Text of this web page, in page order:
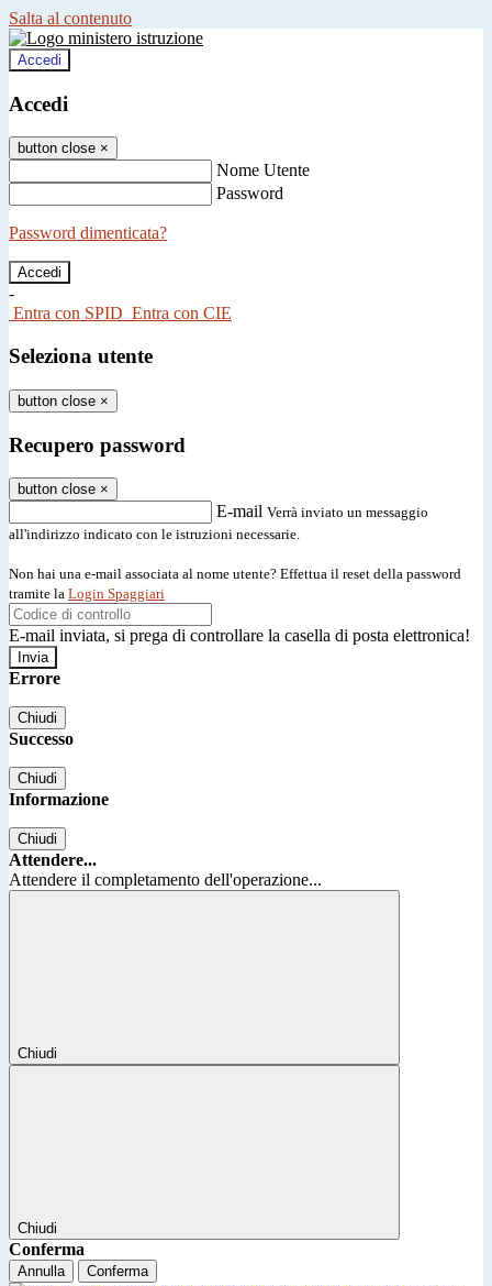
Salta al contenuto
Accedi
Accedi
button close ×
Nome Utente
Password
Password dimenticata?
-
Entra con SPID Entra con CIE
Seleziona utente
button close ×
Recupero password
button close ×
E-mail Verrà inviato un messaggio
all'indirizzo indicato con le istruzioni necessarie.
Non hai una e-mail associata al nome utente? Effettua il reset della password
tramite la Login Spaggiari
E-mail inviata, si prega di controllare la casella di posta elettronica!
Errore
Chiudi
Successo
Chiudi
Informazione
Chiudi
Attendere...
Attendere il completamento dell'operazione...
Chiudi
Chiudi
Conferma
Annulla Conferma